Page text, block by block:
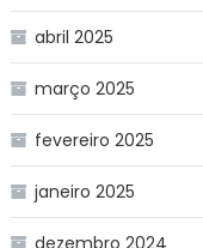
abril 2025
março 2025
fevereiro 2025
janeiro 2025